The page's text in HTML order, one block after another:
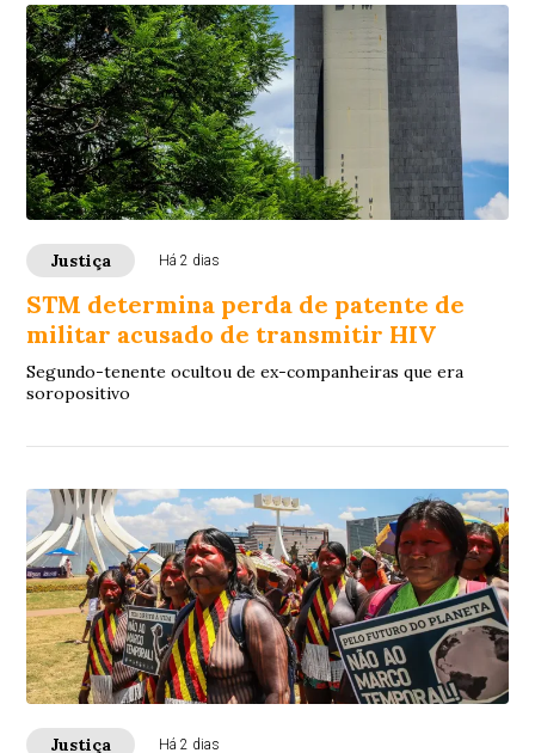
Justiça Há 2 dias
STM determina perda de patente de
militar acusado de transmitir HIV
Segundo-tenente ocultou de ex-companheiras que era
soropositivo
Justiça Há 2 dias